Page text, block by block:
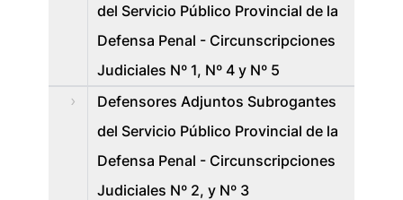
del Servicio Público Provincial de la
Defensa Penal - Circunscripciones
Judiciales Nº 1, Nº 4 y Nº 5
Defensores Adjuntos Subrogantes
del Servicio Público Provincial de la
Defensa Penal - Circunscripciones
Judiciales Nº 2, y Nº 3